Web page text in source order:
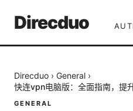
Direcduo
Direcduo › General ›
快连vpn电脑版：全面指南，提
GENERAL